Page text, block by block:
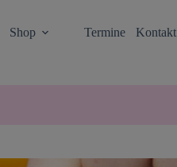
Shop Termine Kontakt